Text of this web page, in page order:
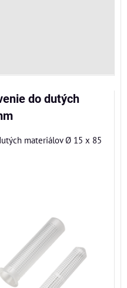
do dutých
materiálov Ø 15 x 85